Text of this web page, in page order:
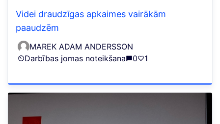
Videi draudzīgas apkaimes vairākām
paaudzēm
MAREK ADAM ANDERSSON
Darbības jomas noteikšana
0 1